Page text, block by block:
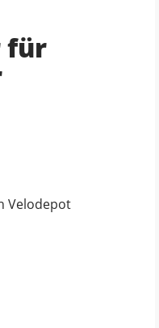
für
Velodepot